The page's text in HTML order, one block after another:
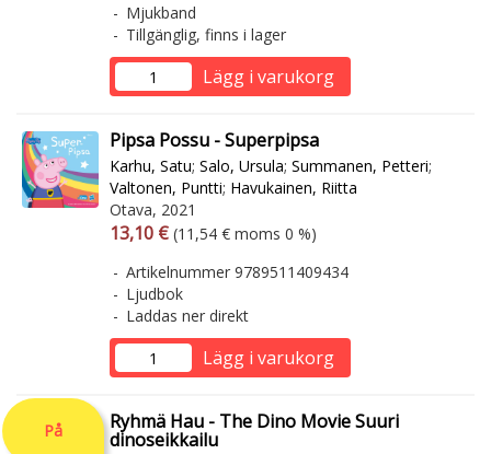
Mjukband
Tillgänglig, finns i lager
Lägg i varukorg
Pipsa Possu - Superpipsa
Karhu, Satu; Salo, Ursula; Summanen, Petteri;
Valtonen, Puntti; Havukainen, Riitta
Otava, 2021
Arvonlisäverollinen hinta
13,10 € Arvonlisäveroton hinta
(11,54 € moms 0 %)
Artikelnummer 9789511409434
Ljudbok
Laddas ner direkt
Lägg i varukorg
På Ryhmä Hau - The Dino Movie Suuri
dinoseikkailu